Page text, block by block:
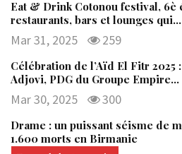
Eat & Drink Cotonou festival, 6è
restaurants, bars et lounges qui…
Mar 31, 2025 259
Célébration de l’Aïd El Fitr
Adjovi, PDG du Groupe Empire…
Mar 30, 2025 300
Drame : un puissant séisme de
1.600 morts en Birmanie